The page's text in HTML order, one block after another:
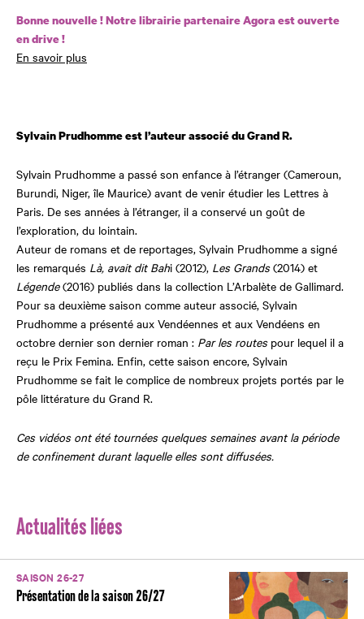
Bonne nouvelle ! Notre librairie partenaire Agora est ouverte
en drive !
En savoir plus
Sylvain Prudhomme est l’auteur associé du Grand R.
Sylvain Prudhomme a passé son enfance à l’étranger (Cameroun,
Burundi, Niger, île Maurice) avant de venir étudier les Lettres à
Paris. De ses années à l’étranger, il a conservé un goût de
l’exploration, du lointain.
Auteur de romans et de reportages, Sylvain Prudhomme a signé
les remarqués Là, avait dit Bahi (2012), Les Grands(2014) et
Légende(2016) publiés dans la collection L’Arbalète de Gallimard.
Pour sa deuxième saison comme auteur associé, Sylvain
Prudhomme a présenté aux Vendéennes et aux Vendéens en
octobre dernier son dernier roman : Par les routes pour lequel il a
reçu le Prix Femina. Enfin, cette saison encore, Sylvain
Prudhomme se fait le complice de nombreux projets portés par le
pôle littérature du Grand R.
Ces vidéos ont été tournées quelques semaines avant la période
de confinement durant laquelle elles sont diffusées.
Actualités liées
SAISON 26-27
Présentation de la saison 26/27